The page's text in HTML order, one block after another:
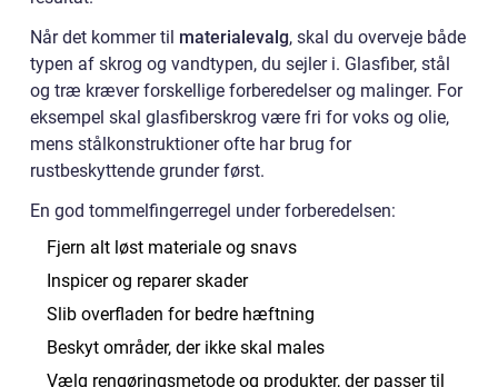
Når det kommer til materialevalg, skal du overveje både
typen af skrog og vandtypen, du sejler i. Glasfiber, stål
og træ kræver forskellige forberedelser og malinger. For
eksempel skal glasfiberskrog være fri for voks og olie,
mens stålkonstruktioner ofte har brug for
rustbeskyttende grunder først.
En god tommelfingerregel under forberedelsen:
Fjern alt løst materiale og snavs
Inspicer og reparer skader
Slib overfladen for bedre hæftning
Beskyt områder, der ikke skal males
Vælg rengøringsmetode og produkter, der passer til